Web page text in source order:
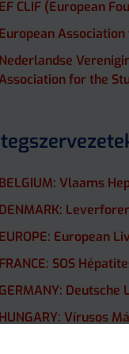
CLIF (European
for the
Vlaams
European
SOS
Vírusos